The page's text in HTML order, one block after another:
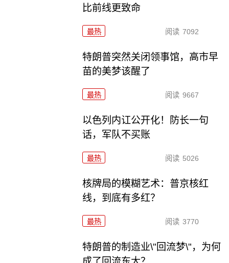
比前线更致命
最热 阅读 7092
特朗普突然关闭领事馆，高市早
苗的美梦该醒了
最热 阅读 9667
以色列内讧公开化！防长一句
话，军队不买账
最热 阅读 5026
核牌局的模糊艺术：普京核红
线，到底有多红？
最热 阅读 3770
特朗普的制造业\"回流梦\"，为何